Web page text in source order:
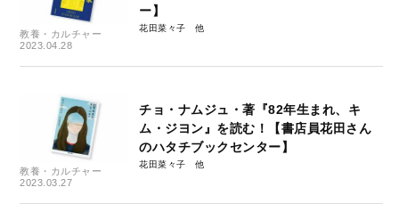
教養・カルチャー
2023.04.28
ー】
花田菜々子
教養・カルチャー
2023.03.27
チョ・ナムジュ・著『82年生まれ、キ
ム・ジヨン』を読む！【書店員花田さん
のハタチブックセンター】
花田菜々子